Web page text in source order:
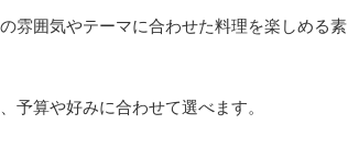
雰囲気やテーマに合わせた料理を楽しめる素
予算や好みに合わせて選べます。